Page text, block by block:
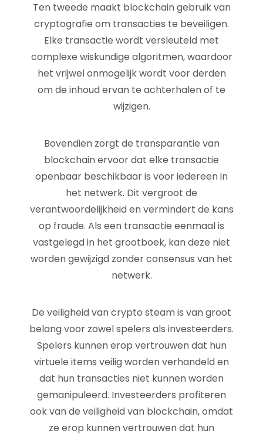
Ten tweede maakt blockchain gebruik van
cryptografie om transacties te beveiligen.
Elke transactie wordt versleuteld met
complexe wiskundige algoritmen, waardoor
het vrijwel onmogelijk wordt voor derden
om de inhoud ervan te achterhalen of te
wijzigen.
Bovendien zorgt de transparantie van
blockchain ervoor dat elke transactie
openbaar beschikbaar is voor iedereen in
het netwerk. Dit vergroot de
verantwoordelijkheid en vermindert de kans
op fraude. Als een transactie eenmaal is
vastgelegd in het grootboek, kan deze niet
worden gewijzigd zonder consensus van het
netwerk.
De veiligheid van crypto steam is van groot
belang voor zowel spelers als investeerders.
Spelers kunnen erop vertrouwen dat hun
virtuele items veilig worden verhandeld en
dat hun transacties niet kunnen worden
gemanipuleerd. Investeerders profiteren
ook van de veiligheid van blockchain, omdat
ze erop kunnen vertrouwen dat hun